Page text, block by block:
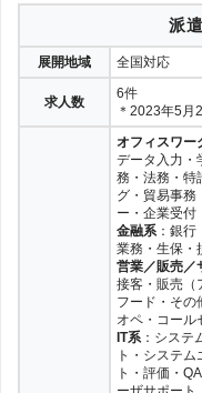
派
展開地域 全国対応
求人数
6件
＊2023年5月
オフィスワー
データ入力・
務・法務・特
グ・貿易事務
ー・企業受付
金融系：銀行
業務・生保・
営業／販売／
接客・販売（
フード・その
オペ・コール
IT系：システ
ト・システ
ト・評価・